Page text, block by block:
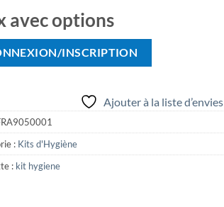
avec options
INSCRIPTION
Ajouter à la liste d’envies
: Kits d'Hygiène
: kit hygiene